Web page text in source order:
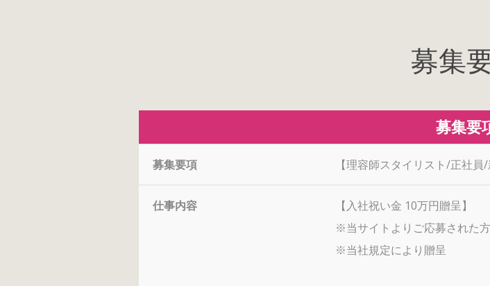
募集
募集要
募集要項 【理容師スタイリスト/正社
仕事内容
【入社祝い金 10万円贈呈】
※当サイトよりご応募された
※当社規定により贈呈